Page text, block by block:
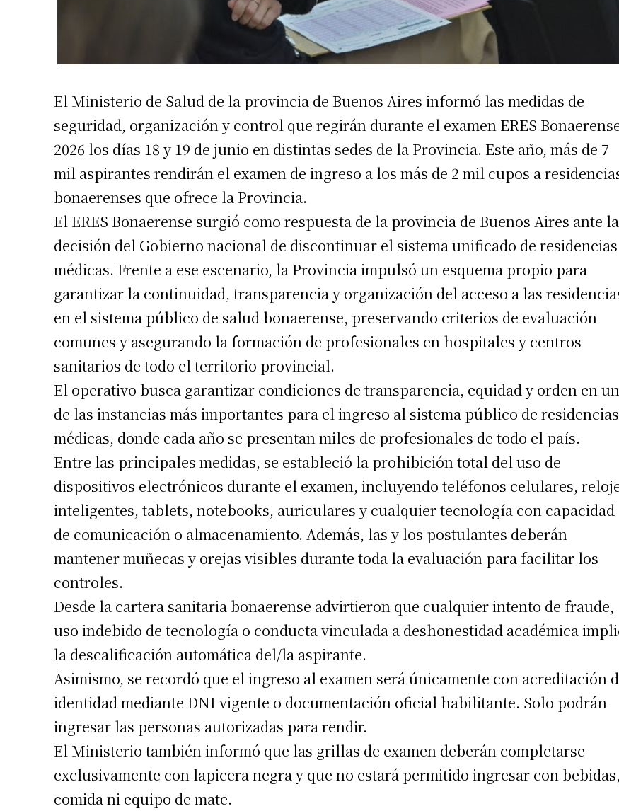
Suscribirme gratis
Dirección de correo electrónico *
Apellidos
Número de teléfono
El Ministerio de Salud de la provincia de Buenos Aires informó las medidas de
seguridad, organización y control que regirán durante el examen ERES
2026 los días 18 y 19 de junio en distintas sedes de la Provincia. Este año, más de 7
mil aspirantes rendirán el examen de ingreso a los más de 2 mil cupos a
bonaerenses que ofrece la Provincia.
El ERES Bonaerense surgió como respuesta de la provincia de Buenos Aires ante la
decisión del Gobierno nacional de discontinuar el sistema unificado de residencias
médicas. Frente a ese escenario, la Provincia impulsó un esquema propio para
garantizar la continuidad, transparencia y organización del acceso a las
en el sistema público de salud bonaerense, preservando criterios de evaluación
comunes y asegurando la formación de profesionales en hospitales y centros
sanitarios de todo el territorio provincial.
El operativo busca garantizar condiciones de transparencia, equidad y orden en
de las instancias más importantes para el ingreso al sistema público de residencias
médicas, donde cada año se presentan miles de profesionales de todo el país.
Entre las principales medidas, se estableció la prohibición total del uso de
dispositivos electrónicos durante el examen, incluyendo teléfonos celulares,
inteligentes, tablets, notebooks, auriculares y cualquier tecnología con capacidad
de comunicación o almacenamiento. Además, las y los postulantes deberán
mantener muñecas y orejas visibles durante toda la evaluación para facilitar los
controles.
Desde la cartera sanitaria bonaerense advirtieron que cualquier intento de fraude,
uso indebido de tecnología o conducta vinculada a deshonestidad académica
la descalificación automática del/la aspirante.
Asimismo, se recordó que el ingreso al examen será únicamente con acreditación
identidad mediante DNI vigente o documentación oficial habilitante. Solo podrán
ingresar las personas autorizadas para rendir.
El Ministerio también informó que las grillas de examen deberán completarse
exclusivamente con lapicera negra y que no estará permitido ingresar con bebidas,
comida ni equipo de mate.